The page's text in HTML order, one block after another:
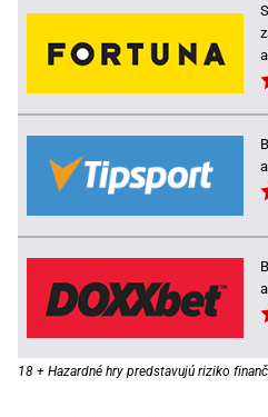
18 + Hazardné hry predstavujú riziko